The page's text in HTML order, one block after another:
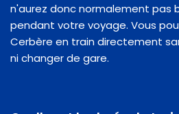
n'aurez donc normalement pas
pendant votre voyage. Vous
Cerbère en train directement
ni changer de gare.